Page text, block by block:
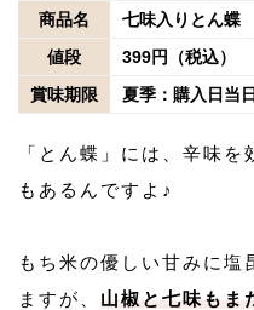
商品名
七味入りとん蝶
値段
399円（税込）
賞味期限
夏季：購入日当
「とん蝶」には、辛味を
もあるんですよ♪
もち米の優しい甘みに塩
ますが、 山椒と七味もま